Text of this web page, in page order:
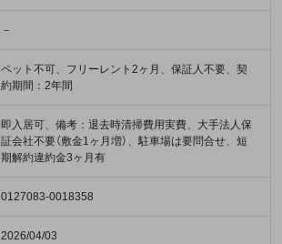
－
ペット不可、フリーレント2ヶ月、保証人不要、契
約期間：2年間
即入居可、備考：退去時清掃費用実費、大手法人保
証会社不要（敷金1ヶ月増）、駐車場は要問合せ、短
期解約違約金3ヶ月有
0127083-0018358
2026/04/03